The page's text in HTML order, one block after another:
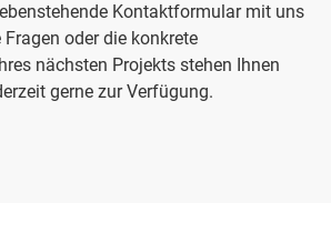
Kontaktformular mit uns
oder die konkrete
nächsten Projekts stehen Ihnen
gerne zur Verfügung.